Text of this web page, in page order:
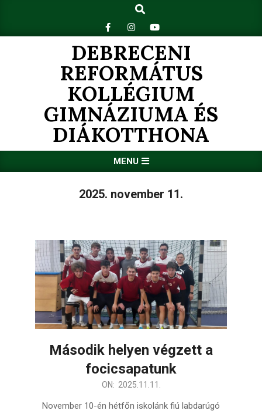
content
Search
DEBRECENI
REFORMÁTUS
KOLLÉGIUM
GIMNÁZIUMA ÉS
DIÁKOTTHONA
Navigation
MENU
2025. november 11.
Második helyen végzett a
focicsapatunk
ON: 2025.11.11.
November 10-én hétfőn iskolánk fiú labdarúgó